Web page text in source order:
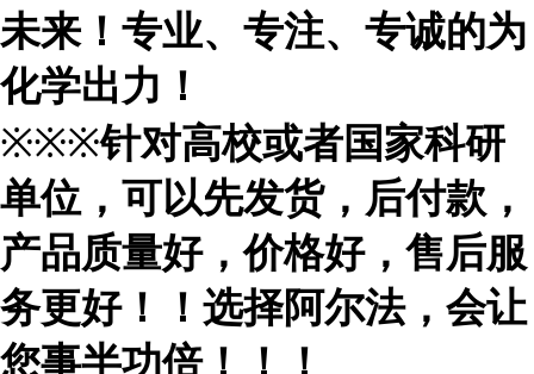
未来！专业、专注、专诚的为
化学出力！
※※※针对高校或者国家科研
单位，可以先发货，后付款，
产品质量好，价格好，售后服
务更好！！选择阿尔法，会让
您事半功倍！！！